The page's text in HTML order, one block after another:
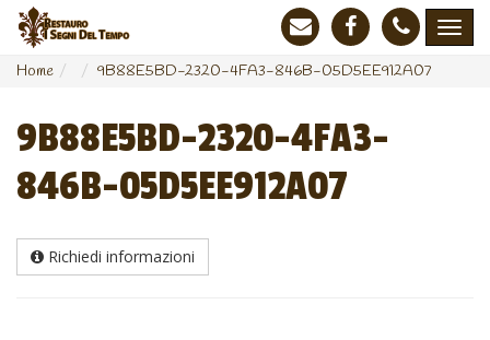
Home 9B88E5BD-2320-4FA3-846B-05D5EE912A07
9B88E5BD-2320-4FA3-
846B-05D5EE912A07
Richiedi informazioni